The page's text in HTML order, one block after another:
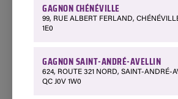
GAGNON CHÉNÉVILLE
99, RUE ALBERT FERLAND,
1E0
GAGNON SAINT-ANDRÉ-AVELLIN
624, ROUTE 321 NORD, SAINT-ANDRÉ-
QC J0V 1W0
Chénéville - 99 Rue Albert Ferland
1 888 428-3903
Disponible